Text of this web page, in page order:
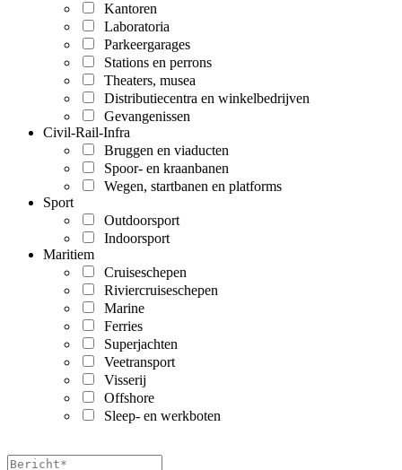
Kantoren
Laboratoria
Parkeergarages
Stations en perrons
Theaters, musea
Distributiecentra en winkelbedrijven
Gevangenissen
Civil-Rail-Infra
Bruggen en viaducten
Spoor- en kraanbanen
Wegen, startbanen en platforms
Sport
Outdoorsport
Indoorsport
Maritiem
Cruiseschepen
Riviercruiseschepen
Marine
Ferries
Superjachten
Veetransport
Visserij
Offshore
Sleep- en werkboten